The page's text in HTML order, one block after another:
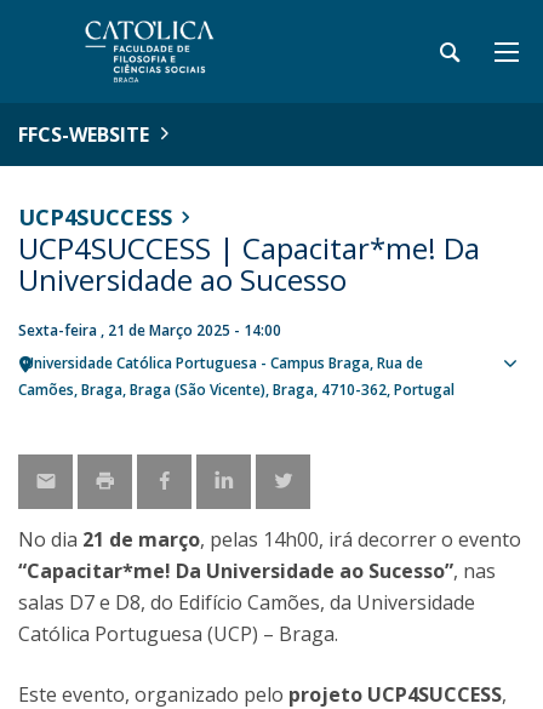
FFCS-WEBSITE
UCP4SUCCESS
UCP4SUCCESS | Capacitar*me! Da
Universidade ao Sucesso
Sexta-feira , 21 de Março 2025 - 14:00
Universidade Católica Portuguesa - Campus Braga Rua de
Camões Braga Braga (São Vicente), Braga 4710-362 Portugal
No dia 21 de março, pelas 14h00, irá decorrer o evento
“Capacitar*me! Da Universidade ao Sucesso”, nas
salas D7 e D8, do Edifício Camões, da Universidade
Católica Portuguesa (UCP) – Braga.
Este evento, organizado pelo projeto UCP4SUCCESS,